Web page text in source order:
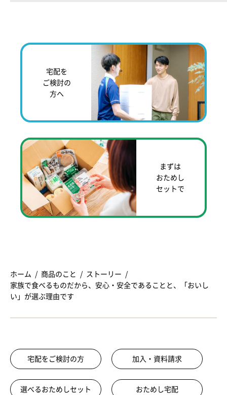
宅配を
ご検討の
方へ
まずは
おためし
セットで
ホーム 商品のこと
ストーリー
家族で食べるものだから、安心・安全であることと、「おいし
い」が選ぶ理由です
宅配をご検討の方 加入・資料請求
選べるおためしセット おためし宅配